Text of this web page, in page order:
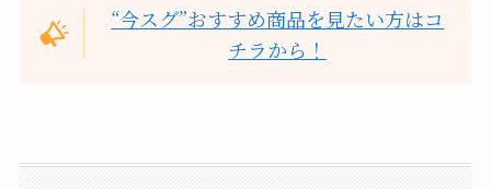
“今スグ”おすすめ商品を見たい方はコ
チラから！